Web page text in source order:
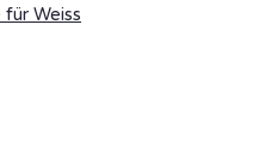
Weiss